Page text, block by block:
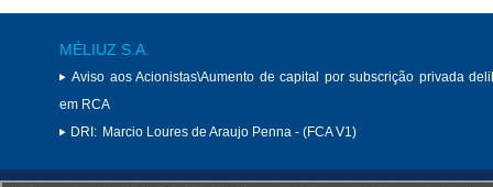
MÉLIUZ S.A.
Aviso aos Acionistas\Aumento de capital por subscrição privada
em RCA
DRI: Marcio Loures de Araujo Penna - (FCA V1)